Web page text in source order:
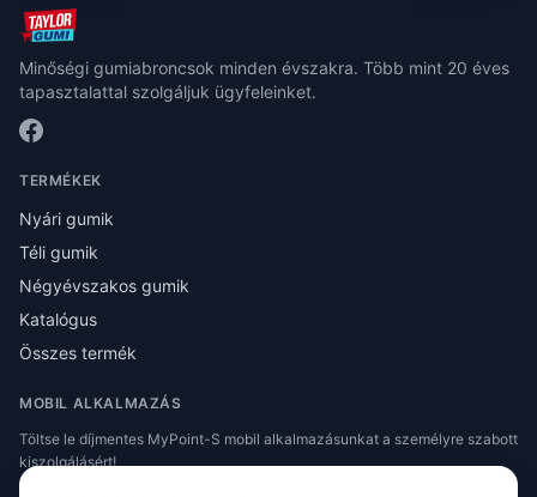
Minőségi gumiabroncsok minden évszakra. Több mint 20 éves
tapasztalattal szolgáljuk ügyfeleinket.
TERMÉKEK
Nyári gumik
Téli gumik
Négyévszakos gumik
Katalógus
Összes termék
MOBIL ALKALMAZÁS
Töltse le díjmentes MyPoint-S mobil alkalmazásunkat a személyre szabott
kiszolgálásért!